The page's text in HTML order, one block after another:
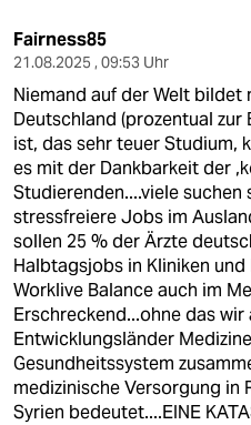
Fairness85
21.08.2025 , 09:53 Uhr
Niemand auf der Welt bildet
Deutschland (prozentual
ist, das sehr teuer Studium,
es mit der Dankbarkeit der
Studierenden....viele
stressfreiere Jobs im
sollen 25 % der Ärzte
Halbtagsjobs in Kliniken und
Worklive Balance auch im
Erschreckend...ohne das wir
Entwicklungsländer
Gesundheitssystem
medizinische Versorgung in
Syrien bedeutet....EINE